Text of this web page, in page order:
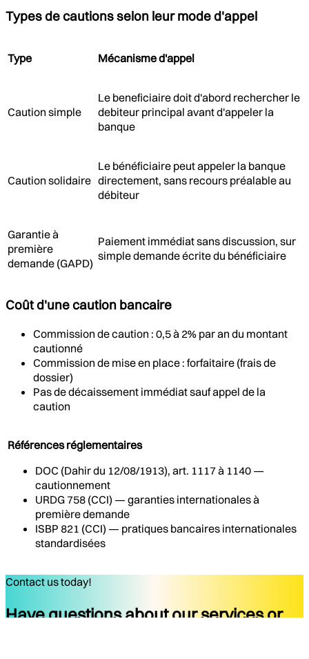
Types de cautions selon leur mode d'appel
Type Mécanisme d'appel
Caution simple
Le beneficiaire doit d'abord rechercher le
debiteur principal avant d'appeler la
banque
Caution solidaire
Le bénéficiaire peut appeler la banque
directement, sans recours préalable au
débiteur
Garantie à
première
demande (GAPD)
Paiement immédiat sans discussion, sur
simple demande écrite du bénéficiaire
Coût d'une caution bancaire
Commission de caution : 0,5 à 2% par an du montant
cautionné
Commission de mise en place : forfaitaire (frais de
dossier)
Pas de décaissement immédiat sauf appel de la
caution
Références réglementaires
DOC (Dahir du 12/08/1913), art. 1117 à 1140 —
cautionnement
URDG 758 (CCI) — garanties internationales à
première demande
ISBP 821 (CCI) — pratiques bancaires internationales
standardisées
Contact us today!
Have questions about our services or